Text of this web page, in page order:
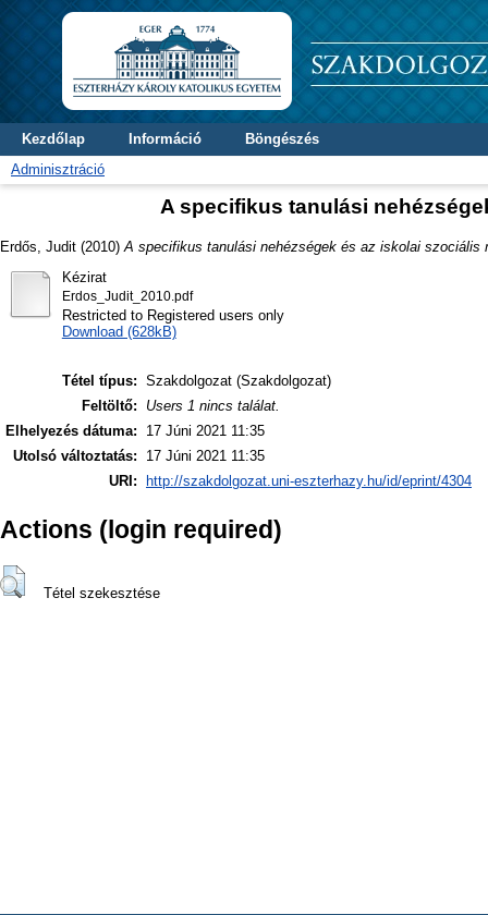
Kezdőlap Információ
Böngészés
Adminisztráció
A specifikus tanulási
Erdős, Judit (2010) A specifikus tanulási nehézségek és az iskolai szociális
Kézirat
Erdos_Judit_2010.pdf
Restricted to Registered users only
Download (628kB)
Tétel típus: Szakdolgozat (Szakdolgozat)
Feltöltő:
Users 1 nincs találat.
Elhelyezés dátuma:
17 Júni 2021 11:35
Utolsó változtatás:
17 Júni 2021 11:35
URI:
http://szakdolgozat.uni-eszterhazy.hu/id/eprint/4304
Actions (login required)
Tétel szekesztése